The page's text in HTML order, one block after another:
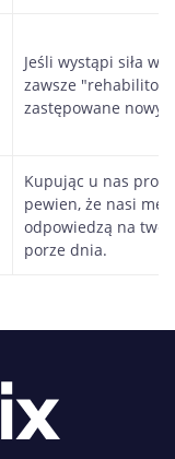
Jeśli wystąpi siła
zawsze
zastępowane
Kupując u nas
pewien, że nasi
odpowiedzą na
porze dnia.